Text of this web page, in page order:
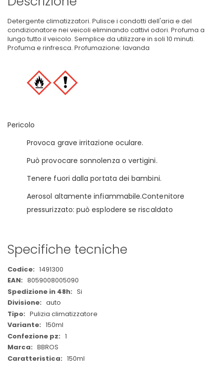
Detergente climatizzatori. Pulisce i condotti dell'aria e del
condizionatore nei veicoli eliminando cattivi odori. Profuma a
lungo tutto il veicolo. Semplice da utilizzare in soli 10 minuti.
Profuma e rinfresca. Profumazione: lavanda
Pericolo
Provoca grave irritazione oculare.
Può provocare sonnolenza o vertigini.
Tenere fuori dalla portata dei bambini.
Aerosol altamente infiammabile.Contenitore
pressurizzato: può esplodere se riscaldato
Specifiche tecniche
Maggiori
Informazioni
1491300
8059008005090
Si
auto
Pulizia climatizzatore
150ml
1
BBROS
150ml